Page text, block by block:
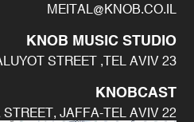
MEITAL@KNOB.CO.IL
KNOB MUSIC STUDIO
23 KIBBUTZ GALUYOT STREET ,TEL AVIV
KNOBCAST
22 HATHIYA STREET, JAFFA-TEL AVIV